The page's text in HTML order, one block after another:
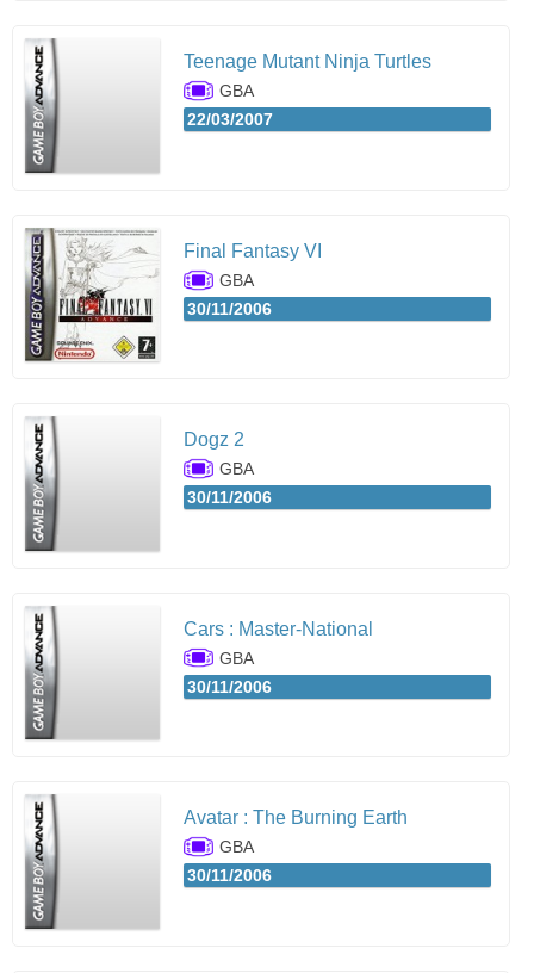
Teenage Mutant Ninja Turtles
GBA
22/03/2007
Final Fantasy VI
GBA
30/11/2006
Dogz 2
GBA
30/11/2006
Cars : Master-National
GBA
30/11/2006
Avatar : The Burning Earth
GBA
30/11/2006